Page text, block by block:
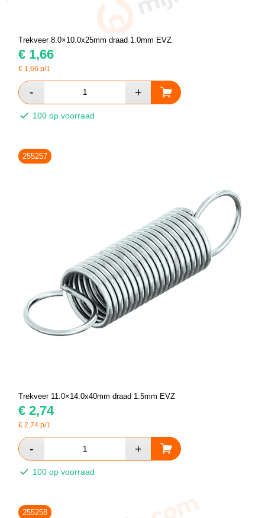
Trekveer 8.0×10.0x25mm draad 1.0mm EVZ
€ 1,66
€ 1,66 p/1
100 op voorraad
255257
Trekveer 11.0×14.0x40mm draad 1.5mm EVZ
€ 2,74
€2,74 p/1
100 op voorraad
255258